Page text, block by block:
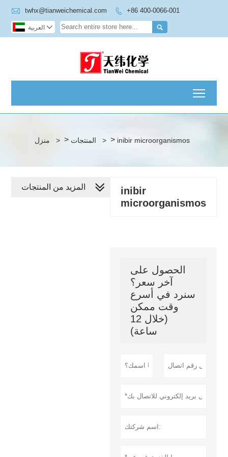
 twhx@tianweichemical.com  +86 400-0066-001
 العربية 
منزل > > المنتجات > > inibir microorganismos
inibir
microorganismos
الحصول على
آخر سعر؟
سنرد في أسرع
وقت ممكن
(خلال 12
ساعة)
المزيد من المنتجات